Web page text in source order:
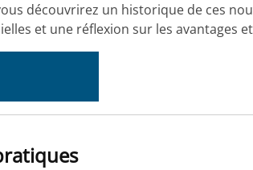
découvrirez un historique de ces
et une réflexion sur les avantages